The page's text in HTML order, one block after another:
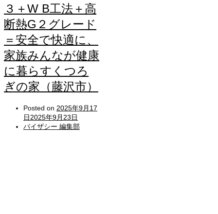
３＋W B工法＋高
断熱G２グレード
＝安全で快適に、
家族みんなが健康
に暮らすくつろ
ぎの家（藤沢市）
Posted on 2025年9月17
日2025年9月23日
バイザシー 編集部